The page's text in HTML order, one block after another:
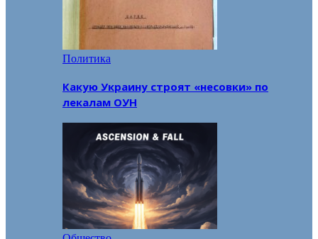
Политика
Какую Украину строят «несовки» по
лекалам ОУН